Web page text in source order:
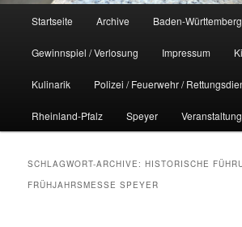
Startseite Archive Baden-Württemberg
Gewinnspiel / Verlosung Impressum
Kulinarik Polizei / Feuerwehr /
Rheinland-Pfalz Speyer
SCHLAGWORT-ARCHIVE:HISTORISCHE
FRÜHJAHRSMESSE SPEYER